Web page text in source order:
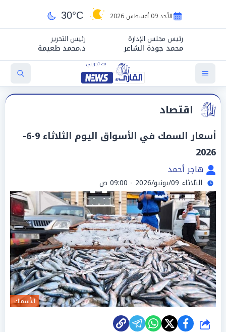
الأحد 09 أغسطس 2026 30°C
رئيس مجلس الإدارة
محمد جودة الشاعر
رئيس التحرير
د.محمد طعيمة
اقتصاد
أسعار السمك في الأسواق اليوم الثلاثاء 9-6-
2026
هاجر أحمد
الثلاثاء 09/يونيو/2026 - 09:00 ص
الأسماك
شارك